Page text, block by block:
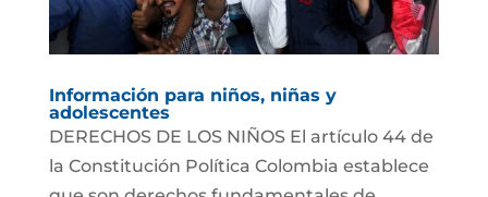
Información para niños, niñas y
adolescentes
DERECHOS DE LOS NIÑOS El artículo 44 de
la Constitución Política Colombia establece